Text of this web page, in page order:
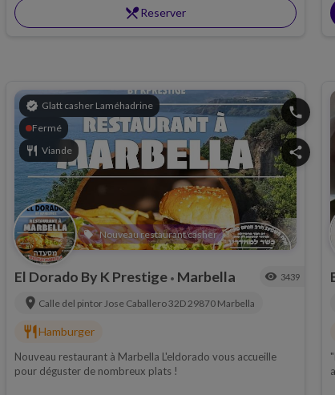
restaurant_menuReserver
verified Glatt casher Laméhadrine
Fermé
restaurant Viande
local_offer Nouveau restaurant casher
phone
share
El Dorado By K Prestige • Marbella visibility 3439
location_on Calle del pintor Jose Caballero 32D 29870 Marbella
restaurantHamburger
Nouveau restaurant à Marbella L'eldorado vous accueille
pour déguster de nombreux plats !